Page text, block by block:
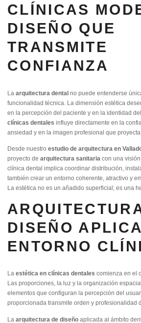
CLÍNICAS
DISEÑO QUE
TRANSMITE
CONFIANZA
La arquitectura dental no puede entenderse
funcionalidad técnica. La dimensión estética
en la percepción del paciente y en la identidad
clínicas dentales influye directamente en la
ansiedad y en la imagen profesional que
Desde nuestro estudio de arquitectura en
proyecto de arquitectura sanitaria con una
clínica dental implica coordinar distribución,
también crear un entorno coherente, atractivo y
La estética no es un añadido superficial; es una
DISEÑO
ENTORNO
La estética en clínicas dentales comienza en el
Las proporciones, la luz y la organización
elementos que configuran la percepción del
proporcionada transmite orden y profesionalidad
La arquitectura de diseño aplicada al ámbito